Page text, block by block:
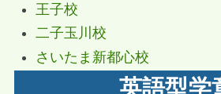
王子校
二子玉川校
さいたま新都心校
英語型学